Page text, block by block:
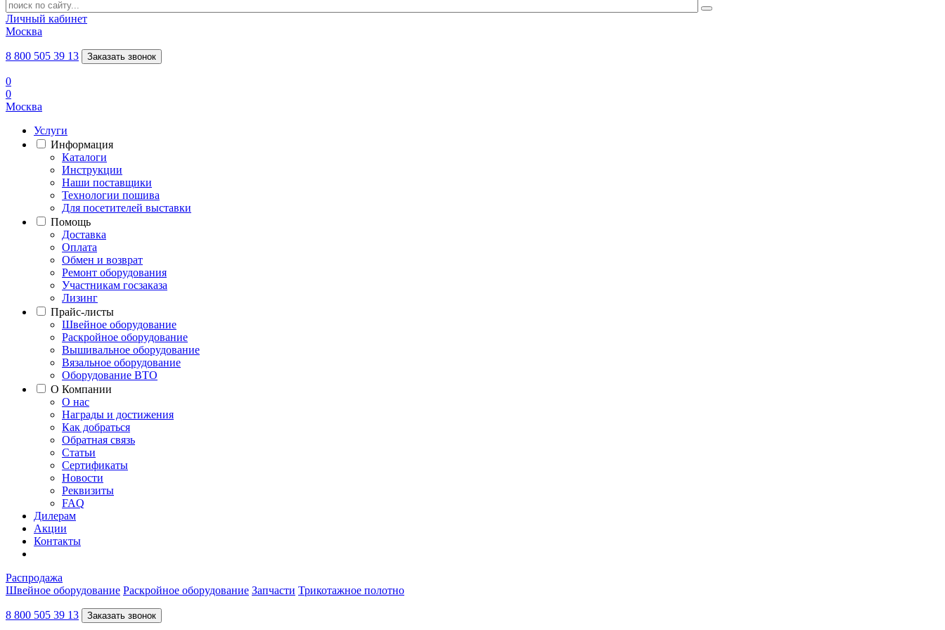
Личный кабинет
Москва
8 800 505 39 13 Заказать звонок
0
0
Москва
Услуги
Информация
Каталоги
Инструкции
Наши поставщики
Технологии пошива
Для посетителей выставки
Помощь
Доставка
Оплата
Обмен и возврат
Ремонт оборудования
Участникам госзаказа
Лизинг
Прайс-листы
Швейное оборудование
Раскройное оборудование
Вышивальное оборудование
Вязальное оборудование
Оборудование ВТО
О Компании
О нас
Награды и достижения
Как добраться
Обратная связь
Статьи
Сертификаты
Новости
Реквизиты
FAQ
Дилерам
Акции
Контакты
Распродажа
Швейное оборудование Раскройное оборудование Запчасти Трикотажное полотно
8 800 505 39 13 Заказать звонок